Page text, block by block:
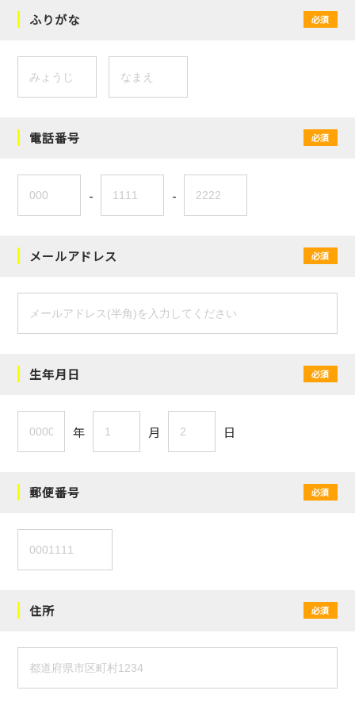
ふりがな 必須
電話番号 必須
- -
メールアドレス 必須
生年月日 必須
年 月 日
郵便番号 必須
住所 必須